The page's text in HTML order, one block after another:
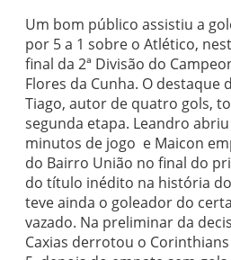
Um bom público assistiu a
por 5 a 1 sobre o Atlético,
final da 2ª Divisão do
Flores da Cunha. O destaque
Tiago, autor de quatro gols,
segunda etapa. Leandro
minutos de jogo e Maicon
do Bairro União no final do
do título inédito na história
teve ainda o goleador do
vazado. Na preliminar da
Caxias derrotou o